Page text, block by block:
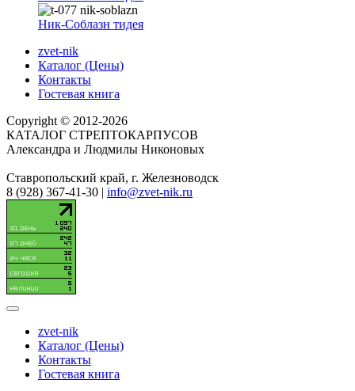
Ник-Соблазн тидея
zvet-nik
Каталог (Цены)
Контакты
Гостевая книга
Copyright © 2012-2026
КАТАЛОГ СТРЕПТОКАРПУСОВ
Александра и Людмилы Никоновых
Ставропольский край, г. Железноводск
8 (928) 367-41-30 | info@zvet-nik.ru
zvet-nik
Каталог (Цены)
Контакты
Гостевая книга